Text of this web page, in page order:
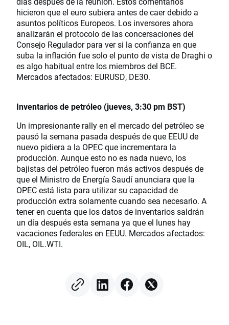
hicieron que el euro subiera antes de caer debido a
asuntos políticos Europeos. Los inversores ahora
analizarán el protocolo de las concersaciones del
Consejo Regulador para ver si la confianza en que
suba la inflación fue solo el punto de vista de Draghi o
es algo habitual entre los miembros del BCE.
Mercados afectados: EURUSD, DE30.
Inventarios de petróleo (jueves, 3:30 pm BST)
Un impresionante rally en el mercado del petróleo se
pausó la semana pasada después de que EEUU de
nuevo pidiera a la OPEC que incrementara la
producción. Aunque esto no es nada nuevo, los
bajistas del petróleo fueron más activos después de
que el Ministro de Energía Saudí anunciara que la
OPEC está lista para utilizar su capacidad de
producción extra solamente cuando sea necesario. A
tener en cuenta que los datos de inventarios saldrán
un día después esta semana ya que el lunes hay
vacaciones federales en EEUU. Mercados afectados:
OIL, OIL.WTI.